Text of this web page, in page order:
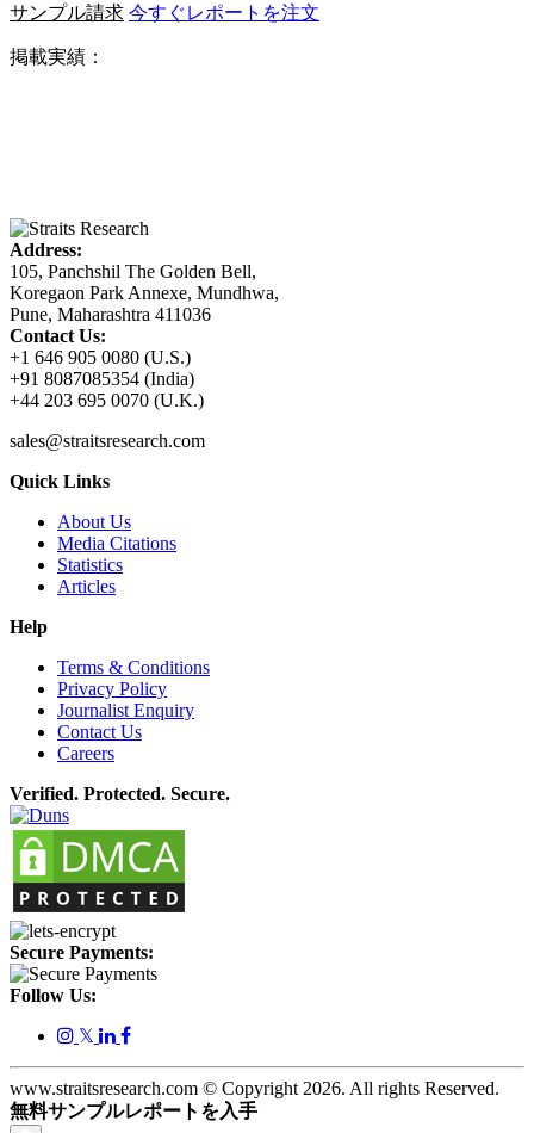
サンプル請求 今すぐレポートを注文
掲載実績：
Address:
105, Panchshil The Golden Bell,
Koregaon Park Annexe, Mundhwa,
Pune, Maharashtra 411036
Contact Us:
+1 646 905 0080 (U.S.)
+91 8087085354 (India)
+44 203 695 0070 (U.K.)
sales@straitsresearch.com
Quick Links
About Us
Media Citations
Statistics
Articles
Help
Terms & Conditions
Privacy Policy
Journalist Enquiry
Contact Us
Careers
Verified. Protected. Secure.
Secure Payments:
Follow Us:
𝕏
www.straitsresearch.com © Copyright 2026. All rights Reserved.
無料サンプルレポートを入手